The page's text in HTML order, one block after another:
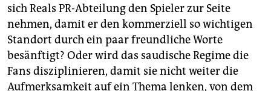
sich Reals PR-Abteilung den Spieler zur Seite
nehmen, damit er den kommerziell so wichtigen
Standort durch ein paar freundliche Worte
besänftigt? Oder wird das saudische Regime die
Fans disziplinieren, damit sie nicht weiter die
Aufmerksamkeit auf ein Thema lenken, von dem